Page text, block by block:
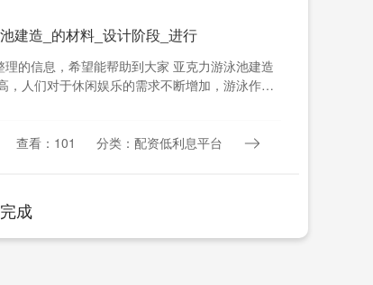
建造_的材料_设计阶段_进行
的信息，希望能帮助到大家 亚克力游泳池建造
，人们对于休闲娱乐的需求不断增加，游泳作为
查看：101 分类：配资低利息平台
成